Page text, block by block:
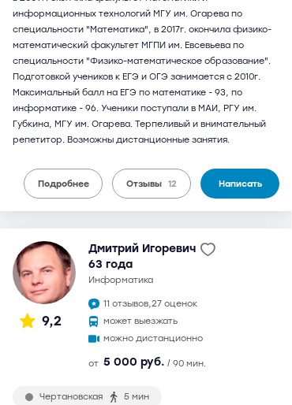
информационных технологий МГУ им. Огарева по
специальности "Математика", в 2017г. окончила физико-
математический факультет МГПИ им. Евсевьева по
специальности "Физико-математическое образование".
Подготовкой учеников к ЕГЭ и ОГЭ занимается с 2010г.
Максимальный балл на ЕГЭ по математике - 93, по
информатике - 96. Ученики поступали в МАИ, РГУ им.
Губкина, МГУ им. Огарева. Терпеливый и внимательный
репетитор. Возможны дистанционные занятия.
Подробнее Отзывы 12 Написать
9,2
Дмитрий Игоревич
63 года
информатика
11 отзывов,27 оценок
может выезжать
можно дистанционно
от 5 000 руб. / 90 мин.
Чертановская 5 мин